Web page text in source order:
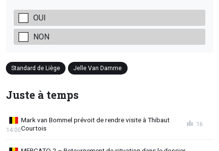
OUI
NON
Standard de Liège Jelle Van Damme
Juste à temps
Mark van Bommel prévoit de rendre visite à Thibaut
Courtois
14:00
16